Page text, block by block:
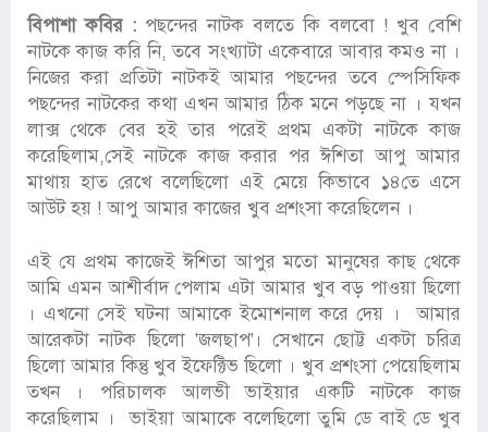
বিপাশা কবির : পছন্দের নাটক বলতে কি বলবো ! খুব বেশি
নাটকে কাজ করি নি, তবে সংখ্যাটা একেবারে আবার কমও না ।
নিজের করা প্রতিটা নাটকই আমার পছন্দের তবে স্পেসিফিক
পছন্দের নাটকের কথা এখন আমার ঠিক মনে পড়ছে না । যখন
লাক্স থেকে বের হই তার পরেই প্রথম একটা নাটকে কাজ
করেছিলাম,সেই নাটকে কাজ করার পর ঈশিতা আপু আমার
মাথায় হাত রেখে বলেছিলো এই মেয়ে কিভাবে ১৪তে এসে
আউট হয় ! আপু আমার কাজের খুব প্রশংসা করেছিলেন ।
এই যে প্রথম কাজেই ঈশিতা আপুর মতো মানুষের কাছ থেকে
আমি এমন আশীর্বাদ পেলাম এটা আমার খুব বড় পাওয়া ছিলো
। এখনো সেই ঘটনা আমাকে ইমোশনাল করে দেয় । আমার
আরেকটা নাটক ছিলো 'জলছাপ'। সেখানে ছোট্ট একটা চরিত্র
ছিলো আমার কিন্তু খুব ইফেক্টিভ ছিলো । খুব প্রশংসা পেয়েছিলাম
তখন । পরিচালক আলভী ভাইয়ার একটি নাটকে কাজ
করেছিলাম । ভাইয়া আমাকে বলেছিলো তুমি ডে বাই ডে খুব